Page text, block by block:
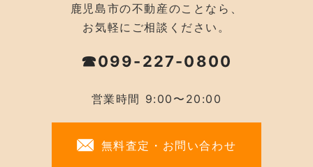
鹿児島市の不動産のことなら、
お気軽にご相談ください。
☎099-227-0800
営業時間 9:00〜20:00
無料査定・お問い合わせ